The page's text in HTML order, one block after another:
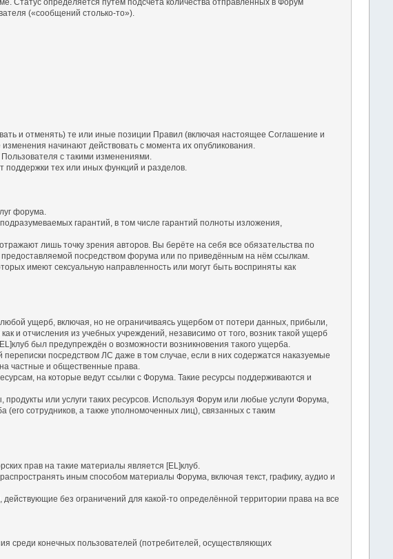
(«сообщений столько-то»).
и отменять) те или иные позиции Правил (включая настоящее Соглашение и
начинают действовать с момента их опубликования.
с такими изменениями.
поддержки тех или иных функций и разделов.
форума.
гарантий, в том числе гарантий полноты изложения,
лишь точку зрения авторов. Вы берёте на себя все обязательства по
посредством форума или по приведённым на нём ссылкам.
имеют сексуальную направленность или могут быть восприняты как
ущерб, включая, но не ограничиваясь ущербом от потери данных, прибыли,
и отчисления из учебных учреждений, независимо от того, возник такой ущерб
был предупреждён о возможности возникновения такого ущерба.
посредством ЛС даже в том случае, если в них содержатся наказуемые
частные и общественные права.
на которые ведут ссылки с Форума. Такие ресурсы поддерживаются и
или услуги таких ресурсов. Используя Форум или любые услуги Форума,
сотрудников, а также уполномоченных лиц), связанных с таким
прав на такие материалы является [EL]клуб.
иным способом материалы Форума, включая текст, графику, аудио и
без ограничений для какой-то определённой территории права на все
конечных пользователей (потребителей, осуществляющих